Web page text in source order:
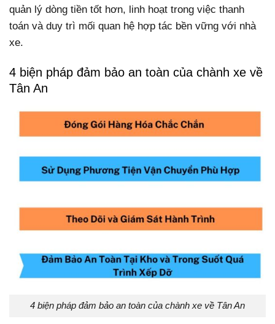
quản lý dòng tiền tốt hơn, linh hoạt trong việc thanh
toán và duy trì mối quan hệ hợp tác bền vững với nhà
xe.
4 biện pháp đảm bảo an toàn của chành xe về
Tân An
4 biện pháp đảm bảo an toàn của chành xe về Tân An